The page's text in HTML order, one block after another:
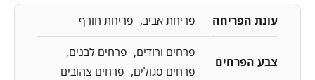
עונת הפריחה פריחת אביב פריחת חורף
צבע הפרחים
פרחים ורודים
פרחים לבנים
פרחים סגולים
פרחים צהובים